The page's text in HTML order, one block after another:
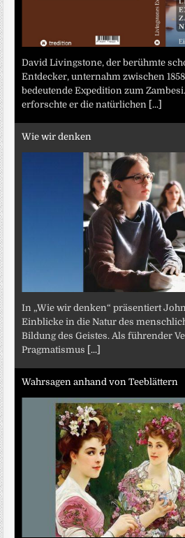
David Livingstone, der berühmte
Entdecker, unternahm zwischen
bedeutende Expedition zum
erforschte er die natürlichen
[...]
Wie wir denken
In „Wie wir denken“ präsentiert
Einblicke in die Natur des
Bildung des Geistes. Als führender
Pragmatismus
[...]
Wahrsagen anhand von Teeblättern